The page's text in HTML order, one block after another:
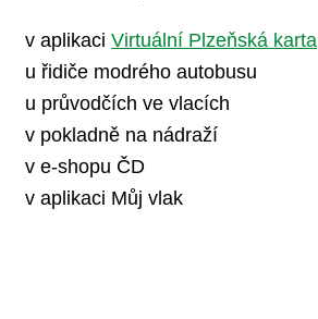
v aplikaci Virtuální Plzeňská karta
u řidiče modrého autobusu
u průvodčích ve vlacích
v pokladně na nádraží
v e-shopu ČD
v aplikaci Můj vlak